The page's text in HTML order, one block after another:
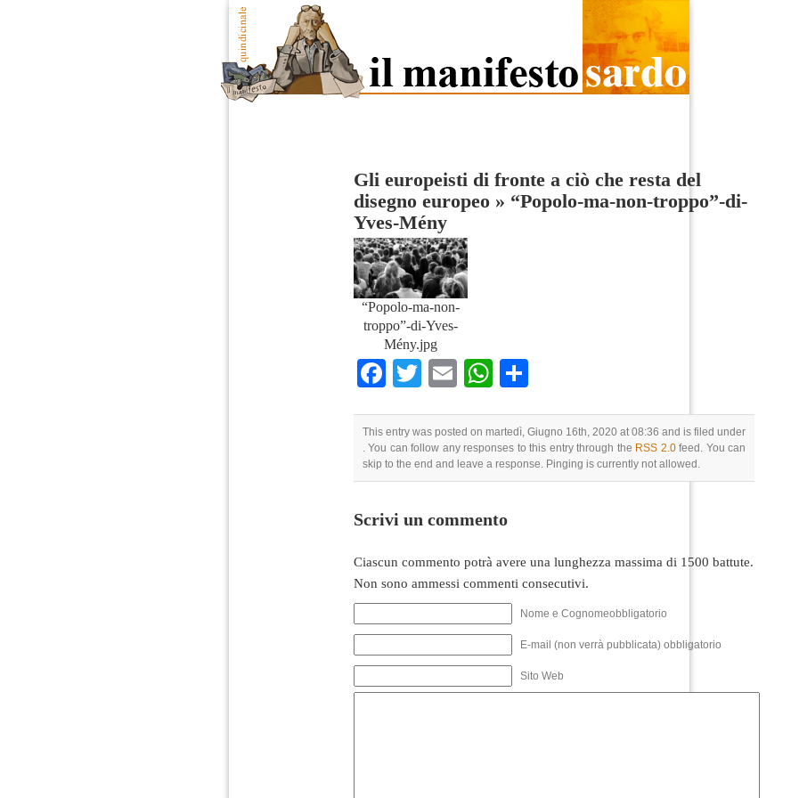
Gli europeisti di fronte a ciò che resta del
disegno europeo » “Popolo-ma-non-troppo”-di-
Yves-Mény
“Popolo-ma-non-
troppo”-di-Yves-
Mény.jpg
Facebook
TwitterEmailWhatsApp
This entry was posted on martedì, Giugno 16th, 2020 at 08:36 and is filed under
. You can follow any responses to this entry through the RSS 2.0feed. You can
skip to the end and leave a response. Pinging is currently not allowed.
Scrivi un commento
Ciascun commento potrà avere una lunghezza massima di 1500 battute.
Non sono ammessi commenti consecutivi.
Nome e Cognomeobbligatorio
E-mail (non verrà pubblicata) obbligatorio
Sito Web